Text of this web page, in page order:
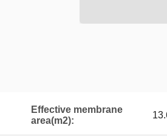
Effective membrane
area(m2):